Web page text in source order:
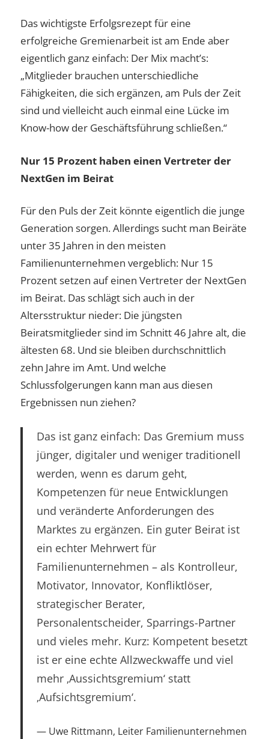
Das wichtigste Erfolgsrezept für eine
erfolgreiche Gremienarbeit ist am Ende aber
eigentlich ganz einfach: Der Mix macht’s:
„Mitglieder brauchen unterschiedliche
Fähigkeiten, die sich ergänzen, am Puls der Zeit
sind und vielleicht auch einmal eine Lücke im
Know-how der Geschäftsführung schließen.“
Nur 15 Prozent haben einen Vertreter der
NextGen im Beirat
Für den Puls der Zeit könnte eigentlich die junge
Generation sorgen. Allerdings sucht man Beiräte
unter 35 Jahren in den meisten
Familienunternehmen vergeblich: Nur 15
Prozent setzen auf einen Vertreter der NextGen
im Beirat. Das schlägt sich auch in der
Altersstruktur nieder: Die jüngsten
Beiratsmitglieder sind im Schnitt 46 Jahre alt, die
ältesten 68. Und sie bleiben durchschnittlich
zehn Jahre im Amt. Und welche
Schlussfolgerungen kann man aus diesen
Ergebnissen nun ziehen?
Das ist ganz einfach: Das Gremium muss
jünger, digitaler und weniger traditionell
werden, wenn es darum geht,
Kompetenzen für neue Entwicklungen
und veränderte Anforderungen des
Marktes zu ergänzen. Ein guter Beirat ist
ein echter Mehrwert für
Familienunternehmen – als Kontrolleur,
Motivator, Innovator, Konfliktlöser,
strategischer Berater,
Personalentscheider, Sparrings-Partner
und vieles mehr. Kurz: Kompetent besetzt
ist er eine echte Allzweckwaffe und viel
mehr ‚Aussichtsgremium‘ statt
‚Aufsichtsgremium‘.
Uwe Rittmann, Leiter Familienunternehmen